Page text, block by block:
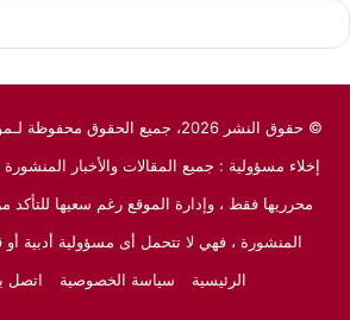
© حقوق النشر 2026، جميع الحقوق محفوظة لـموقع المايسترو الرياضي
إخلاء مسؤولية : جميع المقالات والأخبار
محرريها فقط ، وإدارة الموقع رغم سعيها
المنشورة ، فهي لا تتحمل أى مسؤولية أدبية أو
الرئيسية
سياسة الخصوصية اتصل